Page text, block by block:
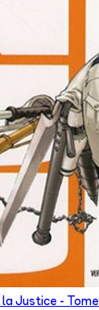
la Justice - Tome